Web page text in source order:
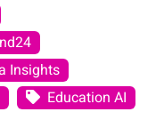
Insights
Education AI